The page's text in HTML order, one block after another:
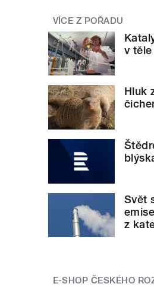
VÍCE Z POŘADU
v
Hluk
Svět
z
E-SHOP ČESKÉHO